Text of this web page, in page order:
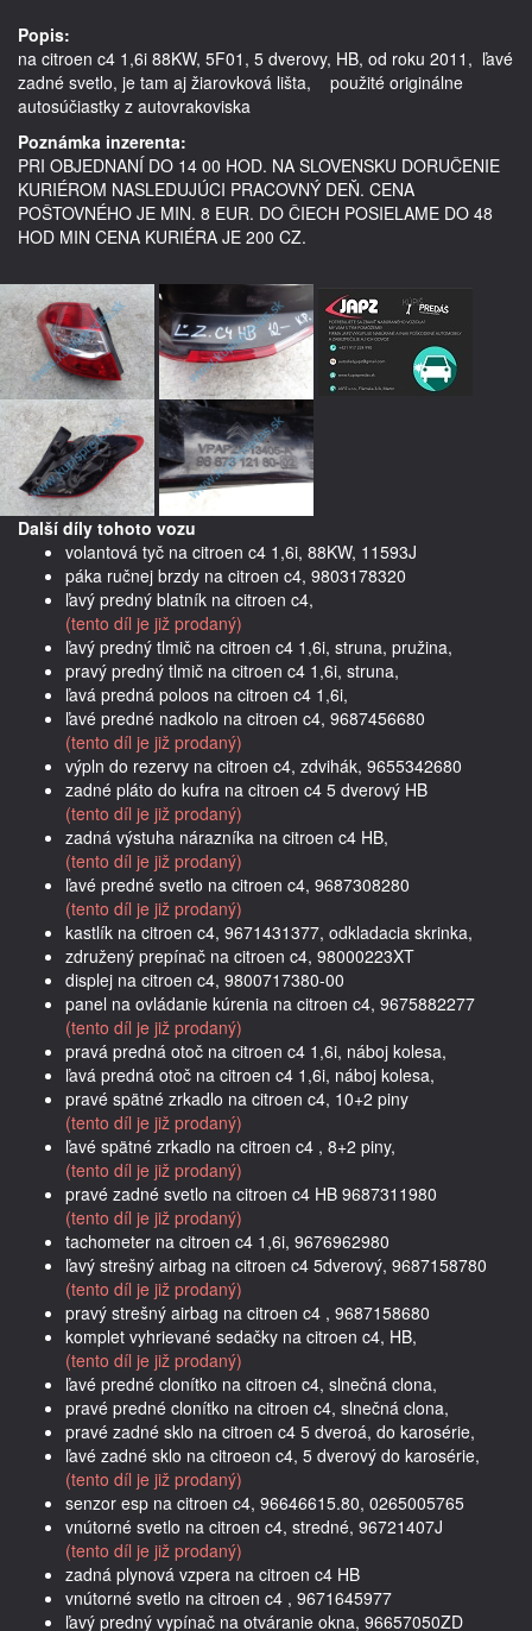
Popis:
na citroen c4 1,6i 88KW, 5F01, 5 dverovy, HB, od roku 2011,  ľavé
zadné svetlo, je tam aj žiarovková lišta,    použité originálne
autosúčiastky z autovrakoviska
Poznámka inzerenta:
PRI OBJEDNANÍ DO 14 00 HOD. NA SLOVENSKU DORUČENIE
KURIÉROM NASLEDUJÚCI PRACOVNÝ DEŇ. CENA
POŠTOVNÉHO JE MIN. 8 EUR. DO ČIECH POSIELAME DO 48
HOD MIN CENA KURIÉRA JE 200 CZ.
Další díly tohoto vozu
volantová tyč na citroen c4 1,6i, 88KW, 11593J
páka ručnej brzdy na citroen c4, 9803178320
ľavý predný blatník na citroen c4,
(tento díl je již prodaný)
ľavý predný tlmič na citroen c4 1,6i, struna, pružina,
pravý predný tlmič na citroen c4 1,6i, struna,
ľavá predná poloos na citroen c4 1,6i,
ľavé predné nadkolo na citroen c4, 9687456680
(tento díl je již prodaný)
výpln do rezervy na citroen c4, zdvihák, 9655342680
zadné pláto do kufra na citroen c4 5 dverový HB
(tento díl je již prodaný)
zadná výstuha nárazníka na citroen c4 HB,
(tento díl je již prodaný)
ľavé predné svetlo na citroen c4, 9687308280
(tento díl je již prodaný)
kastlík na citroen c4, 9671431377, odkladacia skrinka,
združený prepínač na citroen c4, 98000223XT
displej na citroen c4, 9800717380-00
panel na ovládanie kúrenia na citroen c4, 9675882277
(tento díl je již prodaný)
pravá predná otoč na citroen c4 1,6i, náboj kolesa,
ľavá predná otoč na citroen c4 1,6i, náboj kolesa,
pravé spätné zrkadlo na citroen c4, 10+2 piny
(tento díl je již prodaný)
ľavé spätné zrkadlo na citroen c4 , 8+2 piny,
(tento díl je již prodaný)
pravé zadné svetlo na citroen c4 HB 9687311980
(tento díl je již prodaný)
tachometer na citroen c4 1,6i, 9676962980
ľavý strešný airbag na citroen c4 5dverový, 9687158780
(tento díl je již prodaný)
pravý strešný airbag na citroen c4 , 9687158680
komplet vyhrievané sedačky na citroen c4, HB,
(tento díl je již prodaný)
ľavé predné clonítko na citroen c4, slnečná clona,
pravé predné clonítko na citroen c4, slnečná clona,
pravé zadné sklo na citroen c4 5 dveroá, do karosérie,
ľavé zadné sklo na citroeon c4, 5 dverový do karosérie,
(tento díl je již prodaný)
senzor esp na citroen c4, 96646615.80, 0265005765
vnútorné svetlo na citroen c4, stredné, 96721407J
(tento díl je již prodaný)
zadná plynová vzpera na citroen c4 HB
vnútorné svetlo na citroen c4 , 9671645977
ľavý predný vypínač na otváranie okna, 96657050ZD